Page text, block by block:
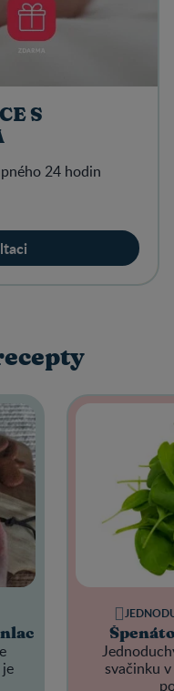
S
24 hodin
svačinku